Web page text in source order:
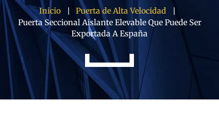
Inicio
Puerta de Alta Velocidad
Puerta Seccional Aislante Elevable Que Puede Ser
Exportada A España